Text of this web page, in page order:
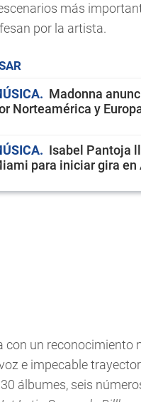
más
por la artista.
Madonna
Norteamérica y
Isabel Pantoja
para iniciar gira en
con un reconocimiento
e impecable
álbumes, seis